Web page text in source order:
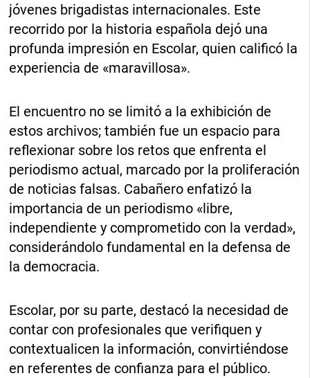
jóvenes brigadistas internacionales. Este
recorrido por la historia española dejó una
profunda impresión en Escolar, quien calificó la
experiencia de «maravillosa».
El encuentro no se limitó a la exhibición de
estos archivos; también fue un espacio para
reflexionar sobre los retos que enfrenta el
periodismo actual, marcado por la proliferación
de noticias falsas. Cabañero enfatizó la
importancia de un periodismo «libre,
independiente y comprometido con la verdad»,
considerándolo fundamental en la defensa de
la democracia.
Escolar, por su parte, destacó la necesidad de
contar con profesionales que verifiquen y
contextualicen la información, convirtiéndose
en referentes de confianza para el público.